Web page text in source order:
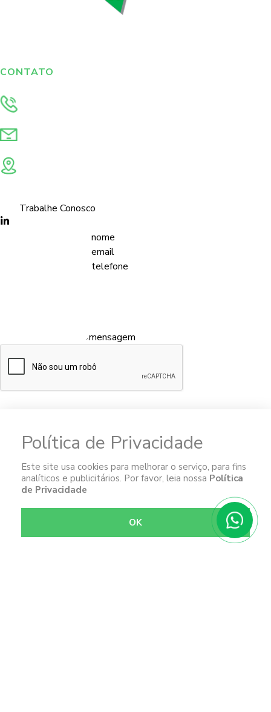
CONTATO
Trabalhe Conosco
nome
email
telefone
mensagem
© 2023 Garcia . Todos os direitos reservados. Desenvolvido por
Política de Privacidade
Este site usa cookies para melhorar o serviço, para fins
analíticos e publicitários. Por favor, leia nossa Política
de Privacidade
OK